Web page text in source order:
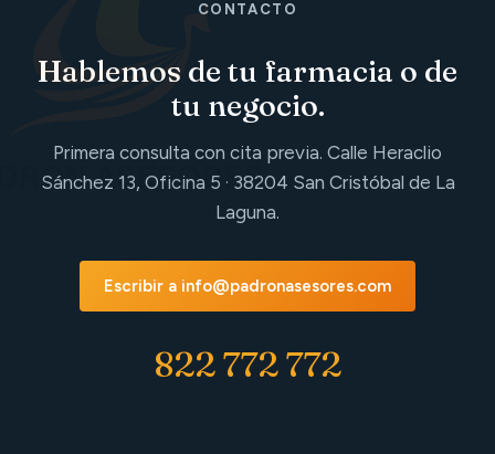
CONTACTO
Hablemos de tu farmacia o de
tu negocio.
Primera consulta con cita previa. Calle Heraclio
Sánchez 13, Oficina 5 · 38204 San Cristóbal de La
Laguna.
Escribir a info@padronasesores.com
822 772 772